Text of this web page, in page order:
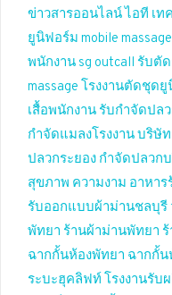
ข่าวสารออนไลน์ไอที เท
ยูนิฟอร์ม mobile
พนักงาน sg outcall รับตั
massage โรงงานตัดชุด
เสื้อพนักงาน รับกำจัดปล
กำจัดแมลงโรงงานบริษั
ปลวกระยอง กำจัดปลวก
สุขภาพ ความงาม อาหาร
รับออกแบบผ้าม่านชลบุรี
พัทยา ร้านผ้าม่านพัทยา
ฉากกั้นห้องพัทยา ฉากกั้น
ระบะฮุคลิฟท์ โรงงานรั